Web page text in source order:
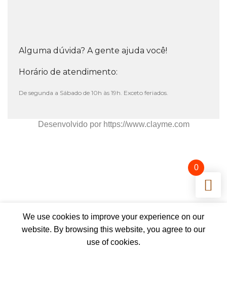
Alguma dúvida? A gente ajuda você!
Horário de atendimento:
De segunda a Sábado de 10h às 19h. Exceto feriados.
Desenvolvido por https://www.clayme.com
We use cookies to improve your experience on our
website. By browsing this website, you agree to our
use of cookies.
Lista de Desejos
Minha conta
0